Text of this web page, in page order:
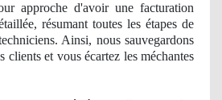
approche d'avoir une facturation
résumant toutes les étapes de
Ainsi, nous sauvegardons
clients et vous écartez les méchantes